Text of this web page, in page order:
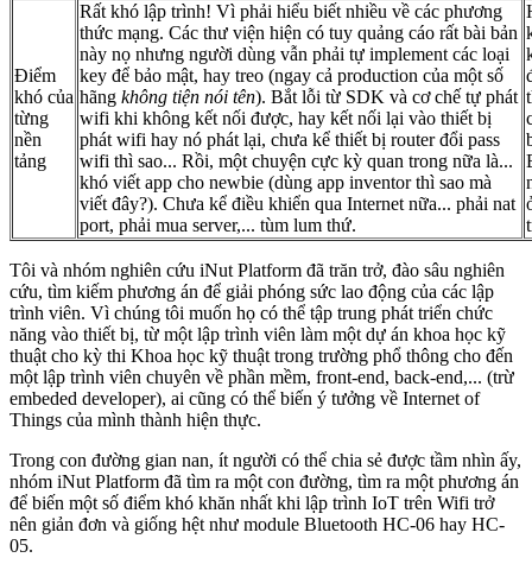
Điểm
khó của
từng
nền
tảng
Rất khó lập trình! Vì phải hiểu biết nhiều về các phương
thức mạng. Các thư viện hiện có tuy quảng cáo rất bài bản
này nọ nhưng người dùng vẫn phải tự implement các loại
key để bảo mật, hay treo (ngay cả production của một số
hãng không tiện nói tên). Bắt lỗi từ SDK và cơ chế tự phát
wifi khi không kết nối được, hay kết nối lại vào thiết bị
phát wifi hay nó phát lại, chưa kể thiết bị router đổi pass
wifi thì sao... Rồi, một chuyện cực kỳ quan trong nữa là...
khó viết app cho newbie (dùng app inventor thì sao mà
viết đây?). Chưa kể điều khiển qua Internet nữa... phải nat
port, phải mua server,... tùm lum thứ.
Tôi và nhóm nghiên cứu iNut Platform đã trăn trở, đào sâu nghiên
cứu, tìm kiếm phương án để giải phóng sức lao động của các lập
trình viên. Vì chúng tôi muốn họ có thể tập trung phát triển chức
năng vào thiết bị, từ một lập trình viên làm một dự án khoa học kỹ
thuật cho kỳ thi Khoa học kỹ thuật trong trường phổ thông cho đến
một lập trình viên chuyên về phần mềm, front-end, back-end,... (trừ
embeded developer), ai cũng có thể biến ý tưởng về Internet of
Things của mình thành hiện thực.
Trong con đường gian nan, ít người có thể chia sẻ được tầm nhìn ấy,
nhóm iNut Platform đã tìm ra một con đường, tìm ra một phương án
để biến một số điểm khó khăn nhất khi lập trình IoT trên Wifi trở
nên giản đơn và giống hệt như module Bluetooth HC-06 hay HC-
05.